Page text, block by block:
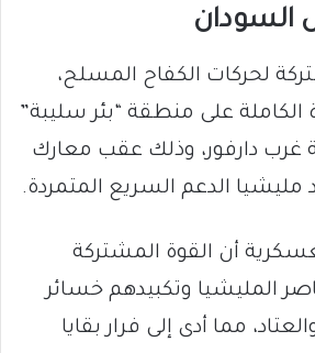
السودان
لحركات الكفاح المسلح،
على منطقة “بئر سليبة”
غرب دارفور، وذلك عقب معارك
الدعم السريع المتمردة.
أن القوة المشتركة
المليشيا وتكبيدهم خسائر
مما أدى إلى فرار بقايا